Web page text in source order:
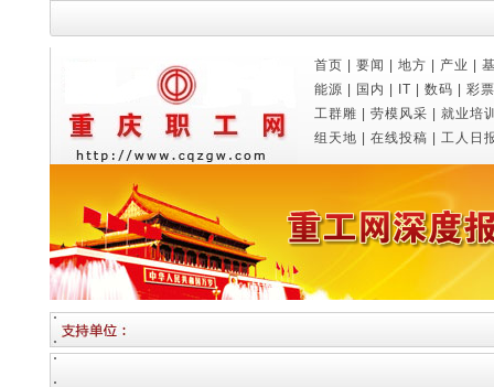
首页 要闻 地方 产业
能源
国内 IT 数码
彩票
工群雕
劳模风采
就业培
组天地
在线投稿 工人日